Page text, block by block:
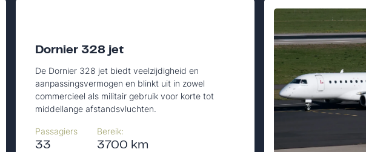
Dornier 328 jet
De Dornier 328 jet biedt veelzijdigheid en
aanpassingsvermogen en blinkt uit in zowel
commercieel als militair gebruik voor korte tot
middellange afstandsvluchten.
Passagiers
33
Bereik:
3700 km